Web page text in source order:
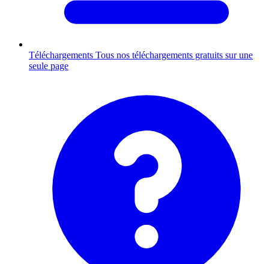
Téléchargements Tous nos téléchargements gratuits sur une
seule page